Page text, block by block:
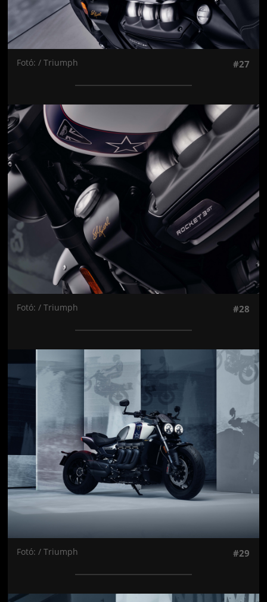
Fotó: / Triumph #27
Jön még kép!
Fotó: / Triumph #28
Jön még kép!
Fotó: / Triumph #29